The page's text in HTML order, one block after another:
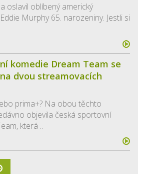
oslavil oblíbený americký
Murphy 65. narozeniny. Jestli si
komedie Dream Team se
dvou streamovacích
prima+? Na obou těchto
objevila česká sportovní
která ..